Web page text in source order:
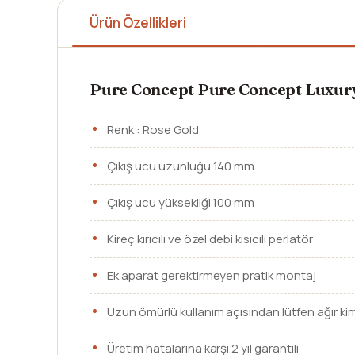
Ürün Özellikleri
Pure Concept Pure Concept
Renk : Rose Gold
Çıkış ucu uzunluğu 140 mm
Çıkış ucu yüksekliği 100 mm
Kireç kırıcılı ve özel debi kısıcılı perlatör
Ek aparat gerektirmeyen pratik montaj
Uzun ömürlü kullanım açısından lütfen ağır
Üretim hatalarına karşı 2 yıl garantili